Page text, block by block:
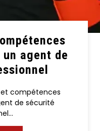
agent de
et compétences
de sécurité